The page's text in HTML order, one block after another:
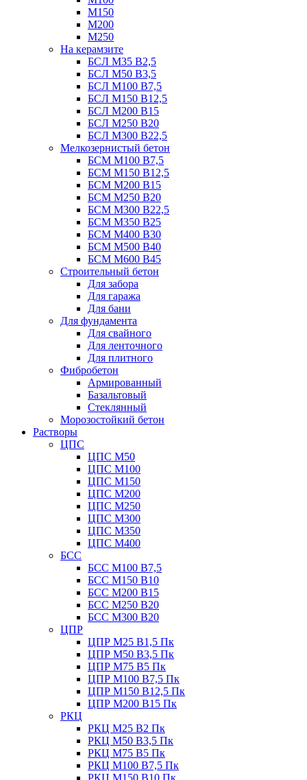
М150
М200
М250
На керамзите
БСЛ М35 B2,5
БСЛ М50 В3,5
БСЛ М100 В7,5
БСЛ М150 В12,5
БСЛ М200 В15
БСЛ М250 В20
БСЛ М300 В22,5
Мелкозернистый бетон
БСМ М100 B7,5
БСМ М150 B12,5
БСМ М200 B15
БСМ М250 B20
БСМ М300 B22,5
БСМ М350 B25
БСМ М400 B30
БСМ М500 B40
БСМ М600 B45
Строительный бетон
Для забора
Для гаража
Для бани
Для фундамента
Для свайного
Для ленточного
Для плитного
Фибробетон
Армированный
Базальтовый
Стеклянный
Морозостойкий бетон
Растворы
ЦПС
ЦПС М50
ЦПС М100
ЦПС М150
ЦПС М200
ЦПС М250
ЦПС М300
ЦПС М350
ЦПС М400
БСС
БСС М100 B7,5
БСС М150 B10
БСС М200 B15
БСС М250 B20
БСС М300 B20
ЦПР
ЦПР М25 B1,5 Пк
ЦПР М50 B3,5 Пк
ЦПР М75 B5 Пк
ЦПР М100 B7,5 Пк
ЦПР М150 B12,5 Пк
ЦПР М200 B15 Пк
РКЦ
РКЦ М25 B2 Пк
РКЦ М50 В3,5 Пк
РКЦ М75 B5 Пк
РКЦ М100 B7,5 Пк
РКЦ М150 B10 Пк